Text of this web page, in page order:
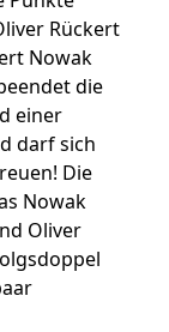
Rückert
Nowak
die
einer
darf sich
Die
Nowak
Oliver